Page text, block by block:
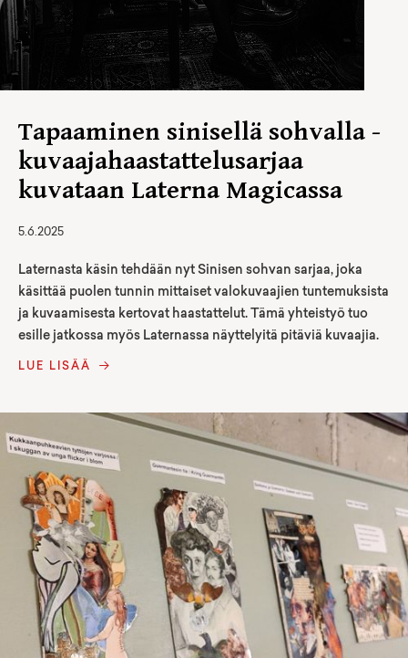
Tapaaminen sinisellä sohvalla -
kuvaajahaastattelusarjaa
kuvataan Laterna Magicassa
5.6.2025
Laternasta käsin tehdään nyt Sinisen sohvan sarjaa, joka
käsittää puolen tunnin mittaiset valokuvaajien tuntemuksista
ja kuvaamisesta kertovat haastattelut. Tämä yhteistyö tuo
esille jatkossa myös Laternassa näyttelyitä pitäviä kuvaajia.
LUE LISÄÄ